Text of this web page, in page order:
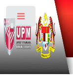
Toggle